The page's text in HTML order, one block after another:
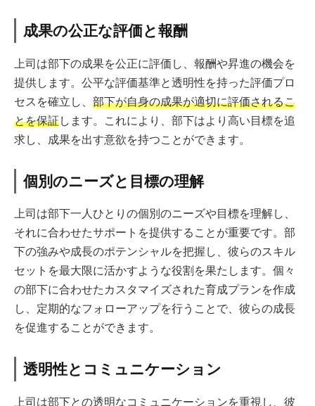
成果の公正な評価と報酬
上司は部下の成果を公正に評価し、報酬や昇進の機会を
提供します。公平な評価基準と透明性を持った評価プロ
セスを確立し、 部下が自身の成果が適切に評価されるこ
とを保証します。これにより、部下はより高い目標を追
求し、成果を出す意欲を持つことができます。
個別のニーズと目標の理解
上司は部下一人ひとりの個別のニーズや目標を理解し、
それに合わせたサポートを提供することが重要です。部
下の強みや成長のポテンシャルを把握し、彼らのスキル
セットを最大限に活かすような役割を果たします。個々
の部下に合わせたカスタマイズされた育成プランを作成
し、定期的なフォローアップを行うことで、彼らの成長
を促進することができます。
透明性とコミュニケーション
上司は部下との透明なコミュニケーションを重視し、彼